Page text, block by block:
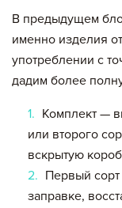
В предыдущем
именно изделия
употреблении с
дадим более
Комплект —
или второго
вскрытую
Первый
заправке,